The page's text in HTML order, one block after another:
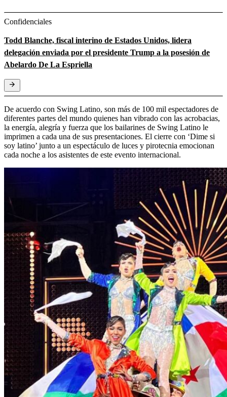
Confidenciales
Todd Blanche, fiscal interino de Estados Unidos, lidera
delegación enviada por el presidente Trump a la posesión de
Abelardo De La Espriella
De acuerdo con Swing Latino, son más de 100 mil espectadores de
diferentes partes del mundo quienes han vibrado con las acrobacias,
la energía, alegría y fuerza que los bailarines de Swing Latino le
imprimen a cada una de sus presentaciones. El cierre con ‘Dime si
soy latino’ junto a un espectáculo de luces y pirotecnia emocionan
cada noche a los asistentes de este evento internacional.